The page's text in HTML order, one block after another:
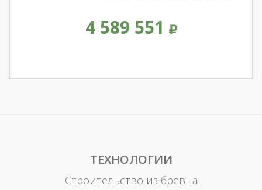
4 589 551
ТЕХНОЛОГИИ
Строительство из бревна